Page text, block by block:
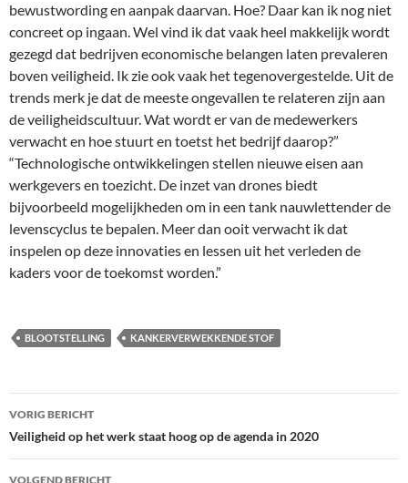
bewustwording en aanpak daarvan. Hoe? Daar kan ik nog niet
concreet op ingaan. Wel vind ik dat vaak heel makkelijk wordt
gezegd dat bedrijven economische belangen laten prevaleren
boven veiligheid. Ik zie ook vaak het tegenovergestelde. Uit de
trends merk je dat de meeste ongevallen te relateren zijn aan
de veiligheidscultuur. Wat wordt er van de medewerkers
verwacht en hoe stuurt en toetst het bedrijf daarop?”
“Technologische ontwikkelingen stellen nieuwe eisen aan
werkgevers en toezicht. De inzet van drones biedt
bijvoorbeeld mogelijkheden om in een tank nauwlettender de
levenscyclus te bepalen. Meer dan ooit verwacht ik dat
inspelen op deze innovaties en lessen uit het verleden de
kaders voor de toekomst worden.”
BLOOTSTELLING KANKERVERWEKKENDE STOF
Bericht
navigatie
VORIG BERICHT
Veiligheid op het werk staat hoog op de agenda in 2020
VOLGEND BERICHT